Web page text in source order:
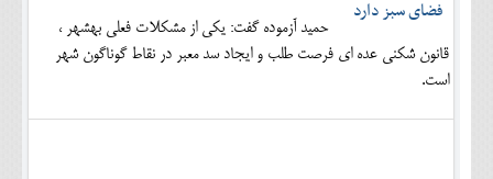
حمید آزموده گفت: یکی از مشکلات فعلی بهشهر ،
قانون شکنی عده ای فرصت طلب و ایجاد سد معبر در نقاط گوناگون شهر
است.